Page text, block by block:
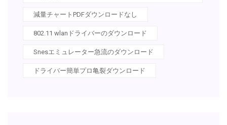
減量チャートPDFダウンロードなし
802.11 wlanドライバーのダウンロード
Snesエミュレーター急流のダウンロード
ドライバー簡単プロ亀裂ダウンロード